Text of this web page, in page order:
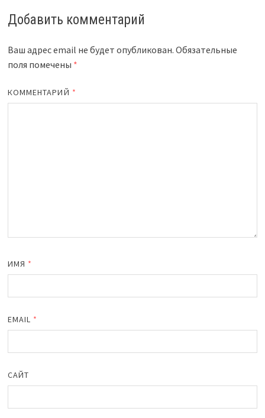
Добавить комментарий
Ваш адрес email не будет опубликован. Обязательные
поля помечены *
КОММЕНТАРИЙ *
ИМЯ *
EMAIL *
САЙТ